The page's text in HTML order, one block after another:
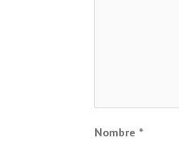
Nombre *